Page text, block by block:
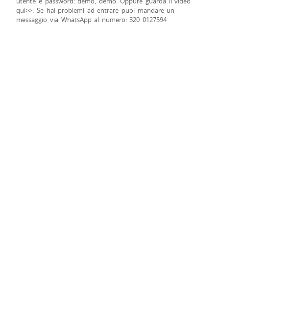
qui>>. Se hai problemi ad entrare puoi mandare un
messaggio via WhatsApp al numero: 320 0127594